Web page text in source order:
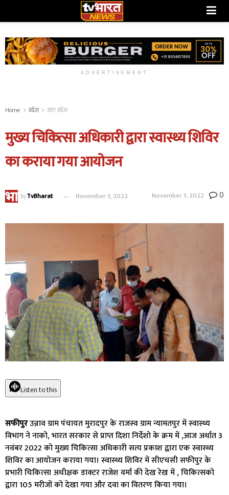
ADVERTISEMENT
Home प्रदेश उत्तर प्रदेश
मुख्य चिकित्सा अधिकारी द्वारा स्वास्थ्य शिविर
का कराया गया आयोजन
byTvBharat November 3, 2022 November 3, 2022 0
Listen to this
सफीपुरउन्नाव ग्राम पंचायत मुरादपुर के राजस्व ग्राम न्यामतपुर में स्वास्थ्य
विभाग ने नाको, भारत सरकार से प्राप्त दिशा निर्देशो के क्रम में ,आज अर्थात 3
नवंबर 2022 को मुख्य चिकित्सा अधिकारी सत्य प्रकाश द्वारा एक स्वास्थ्य
शिविर का आयोजन कराया गया। स्वास्थ्य शिविर में सीएचसी सफीपुर के
प्रभारी चिकित्सा अधीक्षक डाक्टर राजेश वर्मा की देख रेख में , चिकित्सको
द्वारा 105 मरीजों को देखा गया और दवा का वितरण किया गया।